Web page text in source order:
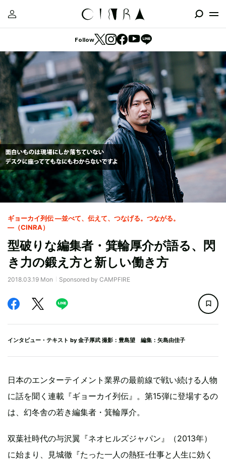
Follow
ギョーカイ列伝 ―並べて、伝えて、つなげる。つながる。
―（CINRA）
型破りな編集者・箕輪厚介が語る、閃
き力の鍛え方と新しい働き方
2018.03.19 Mon Sponsored by CAMPFIRE
インタビュー・テキスト by 金子厚武 撮影：豊島望 編集：矢島由佳子
日本のエンターテイメント業界の最前線で戦い続ける人物
に話を聞く連載『ギョーカイ列伝』。第15弾に登場するの
は、幻冬舎の若き編集者・箕輪厚介。
双葉社時代の与沢翼『ネオヒルズジャパン』（2013年）
に始まり、見城徹『たった一人の熱狂-仕事と人生に効く